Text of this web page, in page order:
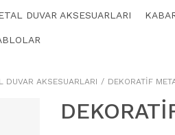
DUVAR AKSESUARLARI
DUVAR AKSESUARLARI DEKORATİF